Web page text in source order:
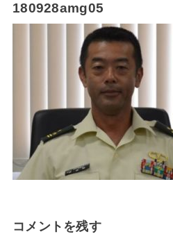
180928amg05
コメントを残す